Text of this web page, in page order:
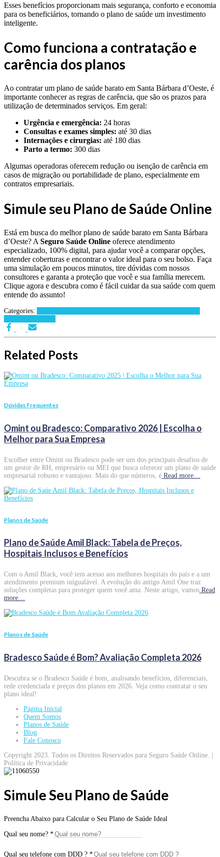
Esses benefícios proporcionam mais segurança, conforto e economia
para os beneficiários, tornando o plano de saúde um investimento
inteligente.
Como funciona a contratação e
carência dos planos
Ao contratar um plano de saúde barato em Santa Bárbara d’Oeste, é
importante conhecer as regras de carência, que são os prazos para
utilização de determinados serviços. Em geral:
Urgência e emergência: 24 horas
Consultas e exames simples: até 30 dias
Internações e cirurgias: até 180 dias
Parto a termo: 300 dias
Algumas operadoras oferecem redução ou isenção de carência em
casos de migração ou portabilidade de plano, especialmente em
contratos empresariais.
Simule seu Plano de Saúde Online
Está em busca do melhor plano de saúde barato em Santa Bárbara
d’Oeste? A Seguro Saúde Online oferece atendimento
especializado, 100% digital, para ajudar você a comparar opções,
entender coberturas e encontrar o valor ideal para o seu bolso. Faça
uma simulação em poucos minutos, tire dúvidas com nossos
consultores e garanta a proteção que você e sua família merecem.
Clique agora e descubra como é fácil cuidar da sua saúde com quem
entende do assunto!
Categories:
Related Posts
Dúvidas Frequentes
Omint ou Bradesco: Comparativo 2026 | Escolha o
Melhor para Sua Empresa
Escolher entre Omint ou Bradesco pode ser um dos principais desafios de
um gestor de RH, empresário ou MEI que busca oferecer um plano de saúde
empresarial robusto e vantajoso. Mais do que números, é Read more…
Planos de Saúde
Plano de Saúde Amil Black: Tabela de Preços,
Hospitais Inclusos e Benefícios
Com o Amil Black, você tem acesso aos melhores hospitais do país e a um
atendimento premium inigualável. A evolução do antigo Amil One traz
soluções completas para proteger quem você ama. Neste artigo, vamos Read
more…
Planos de Saúde
Bradesco Saúde é Bom? Avaliação Completa 2026
Descubra se o Bradesco Saúde é bom, analisando benefícios, diferenciais,
rede credenciada e preços dos planos em 2026. Veja como contratar o seu
plano ideal!
Página Inicial
Quem Somos
Planos de Saúde
Blog
Fale Conosco
Copyright 2023. Todos os Direitos Reservados para Seguro Saúde Online. |
Política de Privacidade
Simule Seu Plano de Saúde
Preencha Abaixo para Calcular o Seu Plano de Saúde Ideal
Qual seu nome? *
Qual seu telefone com DDD ? *